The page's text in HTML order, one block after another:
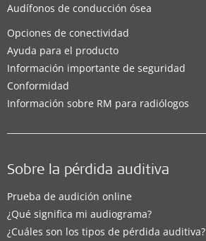
Audífonos de conducción ósea
Opciones de conectividad
Ayuda para el producto
Información importante de seguridad
Conformidad
Información sobre RM para radiólogos
Sobre la pérdida auditiva
Prueba de audición online
¿Qué significa mi audiograma?
¿Cuáles son los tipos de pérdida auditiva?